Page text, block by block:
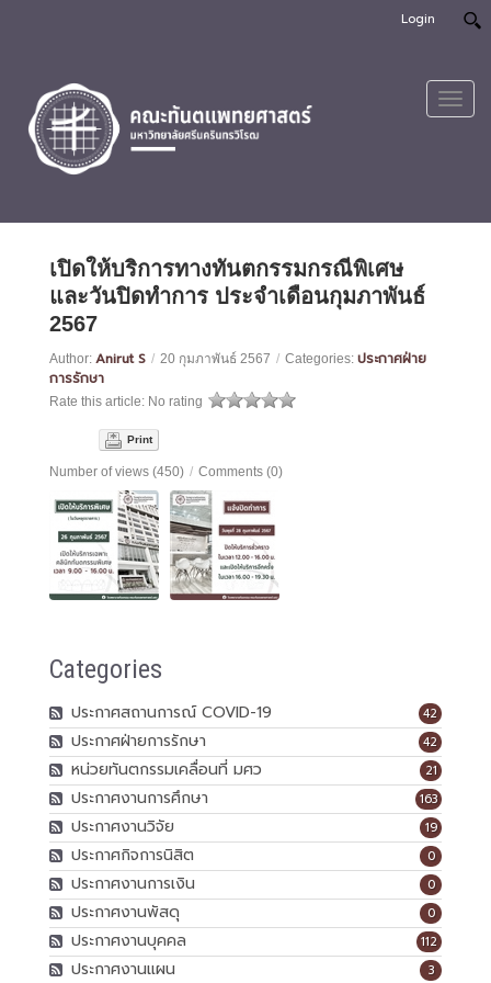
Login
เปิดให้บริการทางทันตกรรมกรณีพิเศษ
และวันปิดทำการ ประจำเดือนกุมภาพันธ์
2567
Author: Anirut S / 20 กุมภาพันธ์ 2567 / Categories: ประกาศฝ่าย
การรักษา
Rate this article: No rating
Print
Number of views (450) / Comments (0)
Categories
42
ประกาศสถานการณ์ COVID-19
42
ประกาศฝ่ายการรักษา
21
หน่วยทันตกรรมเคลื่อนที่ มศว
163
ประกาศงานการศึกษา
19
ประกาศงานวิจัย
0
ประกาศกิจการนิสิต
0
ประกาศงานการเงิน
0
ประกาศงานพัสดุ
112
ประกาศงานบุคคล
3
ประกาศงานแผน